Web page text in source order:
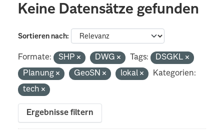
Keine Datensätze gefunden
Sortieren nach
Formate: SHP DWG Tags:
DSGKL
Planung
GeoSN lokal
Kategorien:
tech
Ergebnisse filtern